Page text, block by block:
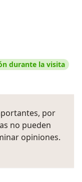
durante la visita
por
no pueden
opiniones.